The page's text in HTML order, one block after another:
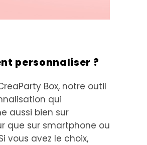
personnaliser ?
Box, notre outil
qui
aussi bien sur
que sur smartphone ou
vous avez le choix,